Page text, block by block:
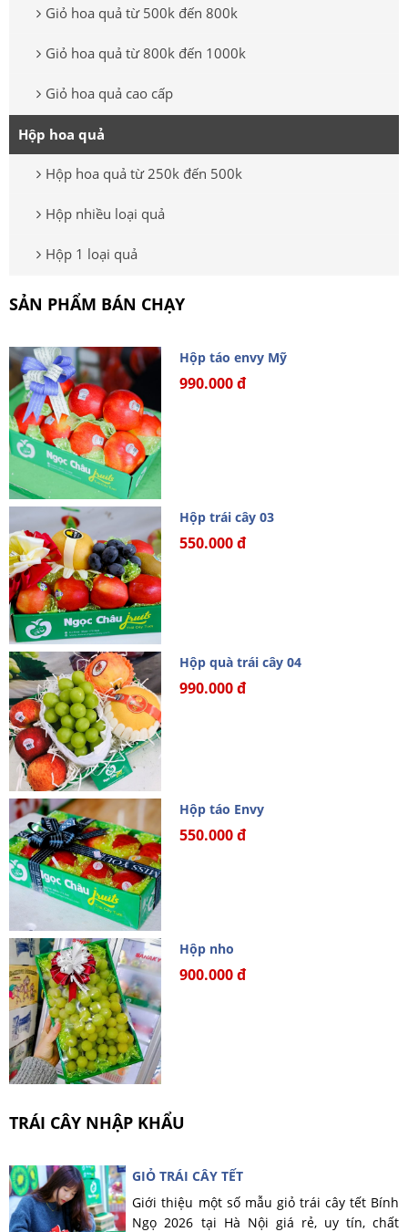
Giỏ hoa quả từ 500k đến 800k
Giỏ hoa quả từ 800k đến 1000k
Giỏ hoa quả cao cấp
Hộp hoa quả
Hộp hoa quả từ 250k đến 500k
Hộp nhiều loại quả
Hộp 1 loại quả
SẢN PHẨM BÁN CHẠY
Hộp táo envy Mỹ
990.000 đ
Hộp trái cây 03
550.000 đ
Hộp quà trái cây 04
990.000 đ
Hộp táo Envy
550.000 đ
Hộp nho
900.000 đ
TRÁI CÂY NHẬP KHẨU
GIỎ TRÁI CÂY TẾT
Giới thiệu một số mẫu giỏ trái cây tết Bính
Ngọ 2026 tại Hà Nội giá rẻ, uy tín, chất